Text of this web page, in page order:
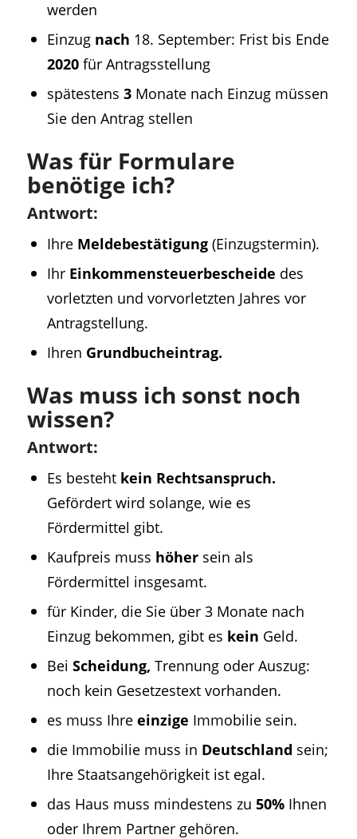
werden
Einzug nach 18. September: Frist bis Ende
2020für Antragsstellung
spätestens 3Monate nach Einzug müssen
Sie den Antrag stellen
Was für Formulare
benötige ich?
Antwort:
Ihre Meldebestätigung(Einzugstermin).
Ihr Einkommen­steuer­bescheide des
vorletzten und vorvor­letzten Jahres vor
Antrag­stellung.
Ihren Grundbucheintrag.
Was muss ich sonst noch
wissen?
Antwort:
Es besteht kein Rechtsanspruch.
Gefördert wird solange, wie es
Fördermittel gibt.
Kaufpreis muss höhersein als
Fördermittel insgesamt.
für Kinder, die Sie über 3 Monate nach
Einzug bekommen, gibt es kein Geld.
Bei Scheidung, Trennung oder Auszug:
noch kein Gesetzestext vorhanden.
es muss Ihre einzige Immobilie sein.
die Immobilie muss in Deutschland sein;
Ihre Staatsangehörigkeit ist egal.
das Haus muss mindestens zu 50%Ihnen
oder Ihrem Partner gehören.